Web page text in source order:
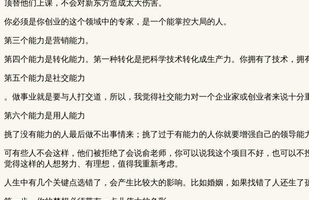
顶替他们上课，不会对新东方造成太大伤害。
你必须是你创业的这个领域中的专家，是一个能掌控大局的人。
第三个能力是营销能力。
第四个能力是转化能力。第一种转化是把科学技术转化成生产力。你拥有了技术，拥
第五个能力是社交能力
。做事业就是要与人打交道，所以，我觉得社交能力对一个企业家或创业者来说十分
第六个能力是用人能力
挑了没有能力的人最后做不出事情来；挑了过于有能力的人你就要增强自己的领导能
可有些人不会这样，他们被拒绝了会说俞老师，你可以说我这个项目不好，也可以
觉得这样的人想努力、有理想，值得我重新考虑。
人生中有几个关键点选错了，会产生比较大的影响。比如婚姻，如果找错了人还生了